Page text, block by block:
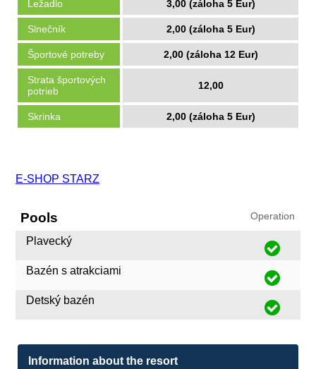
Ležadlo 3,00 (záloha 5 Eur)
Slnečník 2,00 (záloha 5 Eur)
Športové potreby 2,00 (záloha 12 Eur)
Strata športových
potrieb
12,00
Skrinka 2,00 (záloha 5 Eur)
E-SHOP STARZ
Pools Operation
Plavecký
Bazén s atrakciami
Detský bazén
Information about the resort